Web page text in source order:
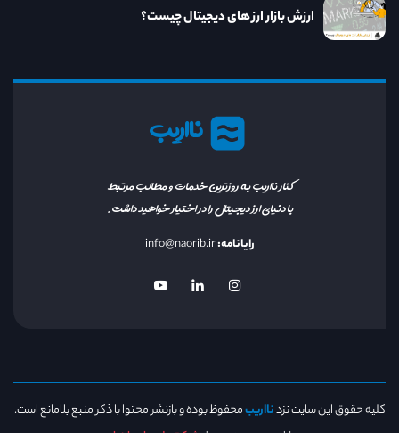
نااریب
کنار نااریب به روزترین خدمات و مطالب مرتبط
با دنیای ارز دیجیتال را در اختیار خواهید داشت.
رایانامه:info@naorib.ir
ارزش بازار ارز های دیجیتال چیست؟
کلیه حقوق این سایت نزدنااریبمحفوظ بوده و بازنشر محتوا با ذکر منبع بلامانع است.